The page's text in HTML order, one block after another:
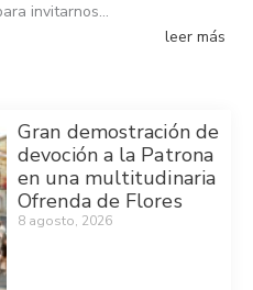
invitarnos…
leer más
Gran demostración de
devoción a la Patrona
en una multitudinaria
Ofrenda de Flores
8 agosto, 2026